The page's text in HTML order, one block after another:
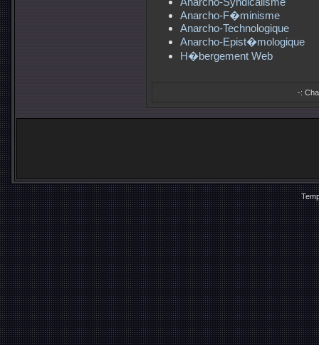
Anarcho-F�minisme
Anarcho-Technologique
Anarcho-Epist�mologique
H�bergement Web
-: